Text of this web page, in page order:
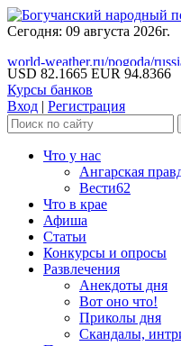
Сегодня: 09 августа 2026г.
world-weather.ru/pogoda/
USD 82.1665 EUR 94.8366
Курсы банков
Вход | Регистрация
Что у нас
Ангарская
Вести62
Что в крае
Афиша
Статьи
Конкурсы и опросы
Развлечения
Анекдоты дня
Вот оно что!
Приколы дня
Скандалы,